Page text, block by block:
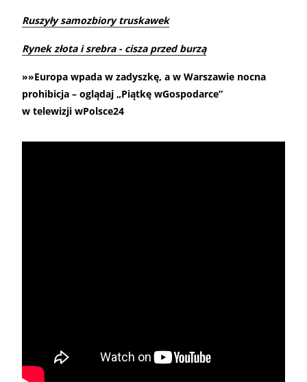
Ruszyły samozbiory truskawek
Rynek złota i srebra - cisza przed burzą
»»Europa wpada w zadyszkę, a w Warszawie nocna
prohibicja – oglądaj „Piątkę wGospodarce”
w telewizji wPolsce24